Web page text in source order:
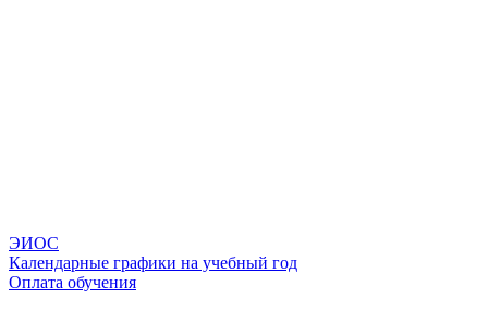
ЭИОС
Календарные графики на учебный год
Оплата обучения